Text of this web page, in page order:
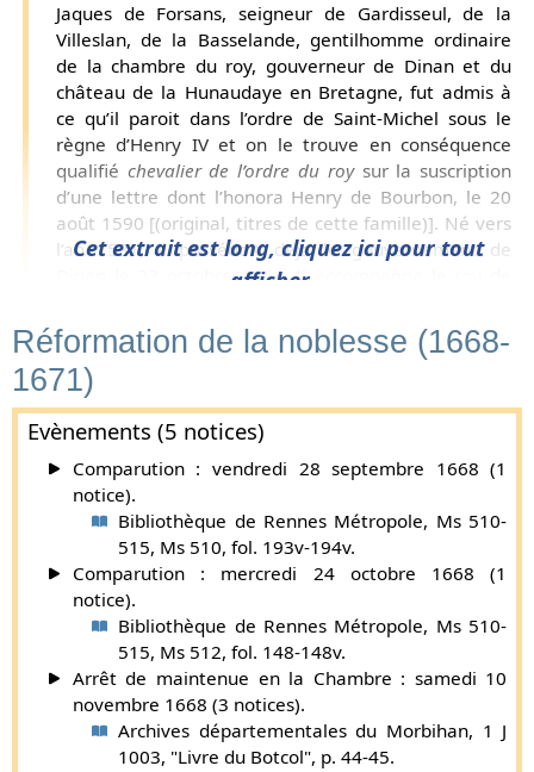
Jaques de Forsans, seigneur de Gardisseul, de la
Villeslan, de la Basselande, gentilhomme ordinaire
de la chambre du roy, gouverneur de Dinan et du
château de la Hunaudaye en Bretagne, fut admis à
ce qu’il paroit dans l’ordre de Saint-Michel sous le
règne d’Henry IV et on le trouve en conséquence
qualifié chevalier de l’ordre du roy sur la suscription
d’une lettre dont l’honora Henry de Bourbon, le 20
août 1590 [(original, titres de cette famille)]. Né vers
l’an 1531, il possédoit deja le gouvernement de
Dinan le 23 octobre 1561. Il accompagna le roy de
prince au nombre des gentilshommes de sa chambre
le 14 may 1576. Il commandoit au château de la
Hunaudaye le 20 août 1590, date d’une lettre que luy
écrivit Henry de Bourbon pour le prévenir du dessein
que le duc de Mercœur avoit sur ce château. Il
mourut dans l’intervalle des années 1592 et 1598. [Il
étoit fils de Gaillard de Forsans, chevalier, seigneur
de Gardisseul, gentilhomme ordinaire de la chambre
du roy, gouverneur de Dinan et de Lehon,
commissaire ordinaire des guerres, et de Françoise
James. Ses armes
d’azur à 9 lozanges d’or rangées en
sautoir .]
Jacques de Forsans partagea avec ses sœurs Julienne et
Françoise de Forsans par acte du 27 mars 1583 la
succession de Mathurin, son neveu, fils de son frère aîné,
Jean de Forsans, seigneur de Gardisseul, et de Marie
Gicquel. Le roi Henri IV, par lettres patentes du 8 février
Cet extrait est long, cliquez ici pour tout
afficher...
Réformation de la noblesse (1668-
1671)
Evènements (5 notices)
Comparution : vendredi 28 septembre 1668 (1
notice).
Bibliothèque de Rennes Métropole, Ms 510-
515, Ms 510, fol. 193v-194v.
Comparution : mercredi 24 octobre 1668 (1
notice).
Bibliothèque de Rennes Métropole, Ms 510-
515, Ms 512, fol. 148-148v.
Arrêt de maintenue en la Chambre : samedi 10
novembre 1668 (3 notices).
Archives départementales du Morbihan, 1 J
1003, "Livre du Botcol", p. 44-45.